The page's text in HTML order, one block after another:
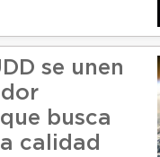
se unen
busca
calidad